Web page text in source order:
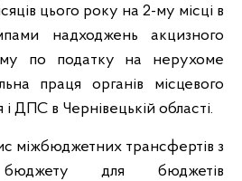
цього року на 2-му місці в
надходжень акцизного
по податку на нерухоме
праця органів місцевого
ДПС в Чернівецькій області.
міжбюджетних трансфертів з
бюджету для бюджетів